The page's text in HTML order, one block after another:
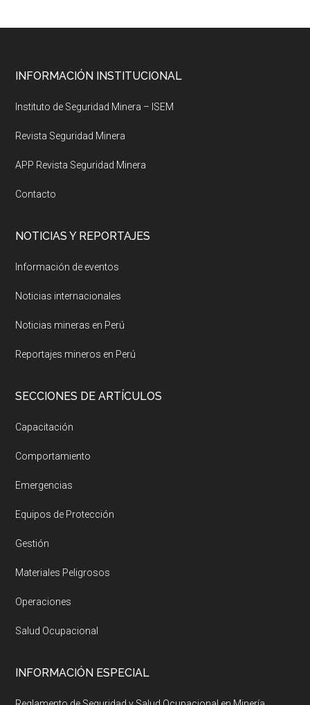
Footer
INFORMACIÓN INSTITUCIONAL
Instituto de Seguridad Minera – ISEM
Revista Seguridad Minera
APP Revista Seguridad Minera
Contacto
NOTICIAS Y REPORTAJES
Información de eventos
Noticias internacionales
Noticias mineras en Perú
Reportajes mineros en Perú
SECCIONES DE ARTÍCULOS
Capacitación
Comportamiento
Emergencias
Equipos de Protección
Gestión
Materiales Peligrosos
Operaciones
Salud Ocupacional
INFORMACIÓN ESPECIAL